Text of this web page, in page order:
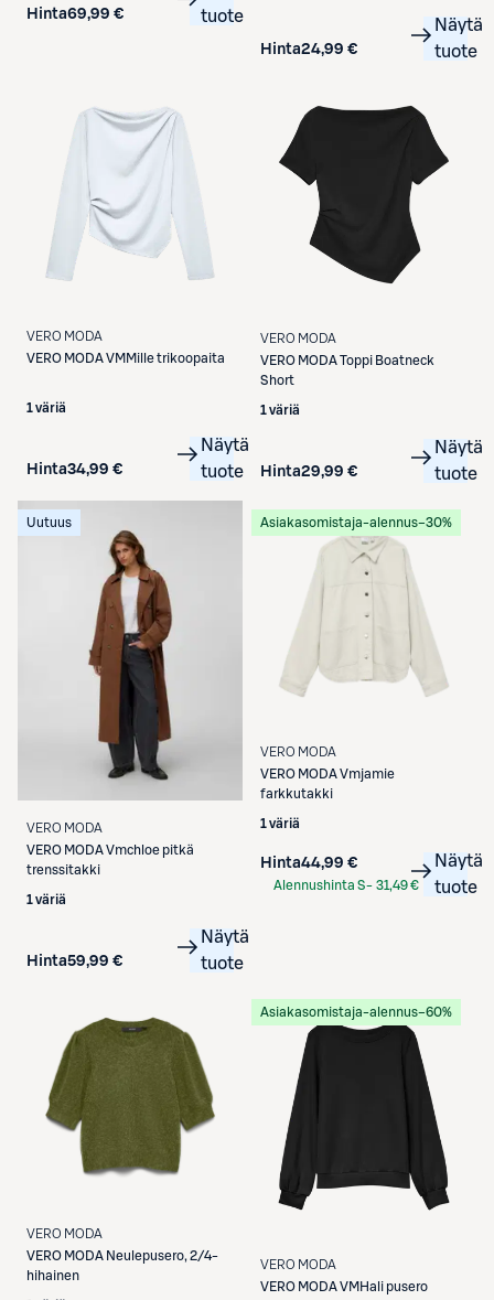
Hinta69,99 €
tuote
Hinta24,99 €
Näytä
tuote
VERO MODA
VERO MODAVMMille trikoopaita
1 väriä
Hinta34,99 €
Näytä
tuote
VERO MODA
VERO MODA Toppi Boatneck
Short
1 väriä
Hinta29,99 €
Näytä
tuote
Uutuus
VERO MODA
VERO MODAVmchloe pitkä
trenssitakki
1 väriä
Hinta59,99 €
Näytä
tuote
Asiakasomistaja-alennus−30%
VERO MODA
VERO MODAVmjamie
farkkutakki
1 väriä
Hinta44,99 €
Alennushinta S- 31,49 €
Näytä
tuote
VERO MODA
VERO MODA Neulepusero, 2/4-
hihainen
Asiakasomistaja-alennus−60%
VERO MODA
VERO MODAVMHali pusero